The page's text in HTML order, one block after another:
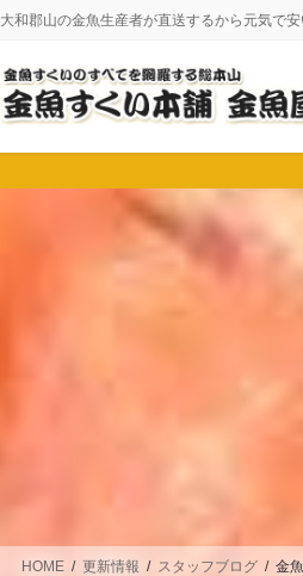
大和郡山の金魚生産者が直送するから元気で安
HOME 更新情報 スタッフブログ 金